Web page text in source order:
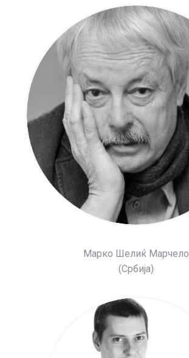
Марко Шелиќ Марчело
(Србија)